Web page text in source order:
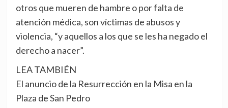
otros que mueren de hambre o por falta de
atención médica, son víctimas de abusos y
violencia, “y aquellos a los que se les ha negado el
derecho a nacer”.
LEA TAMBIÉN
El anuncio de la Resurrección en la Misa en la
Plaza de San Pedro